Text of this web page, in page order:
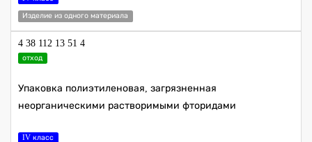
Изделие из одного материала
4 38 112 13 51 4
отход
Упаковка полиэтиленовая, загрязненная
неорганическими растворимыми фторидами
IV класс